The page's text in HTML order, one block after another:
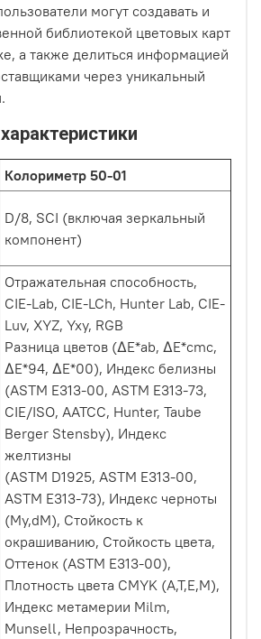
могут создавать и
библиотекой цветовых карт
а также делиться информацией
через уникальный
Колориметр 50-01
D/8, SCI (включая зеркальный
компонент)
Отражательная способность,
CIE-Lab, CIE-LCh, Hunter Lab, CIE-
Luv, XYZ, Yxy, RGB
Разница цветов (ΔE*ab, ΔE*cmc,
ΔE*94, ΔE*00), Индекс белизны
(ASTM E313-00, ASTM E313-73,
CIE/ISO, AATCC, Hunter, Taube
Berger Stensby), Индекс
желтизны
(ASTM D1925, ASTM E313-00,
ASTM E313-73), Индекс черноты
(My,dM), Стойкость к
окрашиванию, Стойкость цвета,
Оттенок (ASTM E313-00),
Плотность цвета CMYK (A,T,E,M),
Индекс метамерии Milm,
Munsell, Непрозрачность,